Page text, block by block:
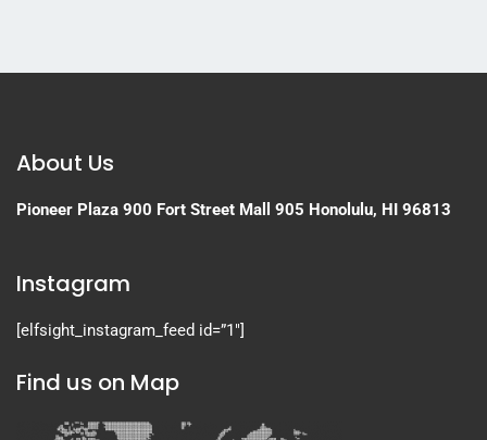
About Us
Pioneer Plaza 900 Fort Street Mall 905 Honolulu, HI 96813
Instagram
[elfsight_instagram_feed id=”1″]
Find us on Map